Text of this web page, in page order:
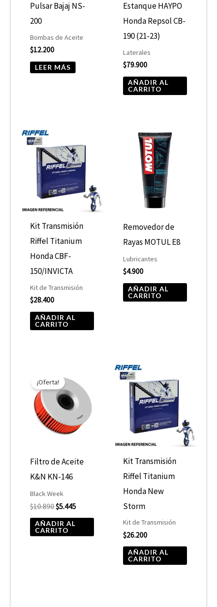
Pulsar Bajaj NS-
200
Bombas de Aceite
$12.200
LEER MÁS
Estanque HAYPO
Honda Repsol CB-
190 (21-23)
Laterales
$79.900
AÑADIR AL
CARRITO
Kit Transmisión
Riffel Titanium
Honda CBF-
150/INVICTA
Kit de Transmisión
$28.400
AÑADIR AL
CARRITO
Removedor de
Rayas MOTUL E8
Lubricantes
$4.900
AÑADIR AL
CARRITO
¡Oferta!
Filtro de Aceite
K&N KN-146
Black Week
$10.890
precio
original
era:
$10.890.
$5.445
actual
es:
$5.445.
AÑADIR AL
CARRITO
Kit Transmisión
Riffel Titanium
Honda New
Storm
Kit de Transmisión
$26.200
AÑADIR AL
CARRITO